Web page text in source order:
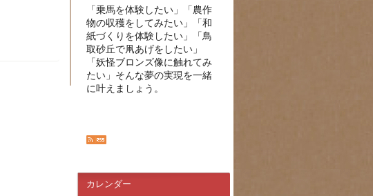
「乗馬を体験したい」「農作
物の収穫をしてみたい」「和
紙づくりを体験したい」「鳥
取砂丘で凧あげをしたい」
「妖怪ブロンズ像に触れてみ
たい」そんな夢の実現を一緒
に叶えましょう。
カレンダー